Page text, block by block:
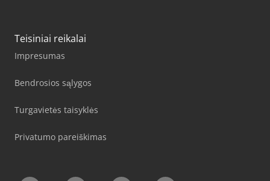
Teisiniai reikalai
Impresumas
Bendrosios sąlygos
Turgavietės taisyklės
Privatumo pareiškimas